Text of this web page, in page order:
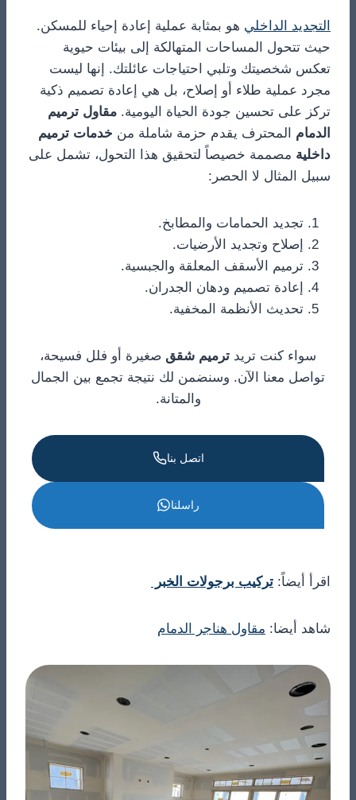
التجديد الداخلي هو بمثابة عملية إعادة إحياء للمسكن.
حيث تتحول المساحات المتهالكة إلى بيئات حيوية
تعكس شخصيتك وتلبي احتياجات عائلتك. إنها ليست
مجرد عملية طلاء أو إصلاح، بل هي إعادة تصميم ذكية
تركز على تحسين جودة الحياة اليومية. مقاول ترميم
الدمام المحترف يقدم حزمة شاملة من خدمات ترميم
داخلية مصممة خصيصاً لتحقيق هذا التحول، تشمل على
سبيل المثال لا الحصر:
تجديد الحمامات والمطابخ.
إصلاح وتجديد الأرضيات.
ترميم الأسقف المعلقة والجبسية.
إعادة تصميم ودهان الجدران.
تحديث الأنظمة المخفية.
سواء كنت تريد ترميم شقق صغيرة أو فلل فسيحة،
تواصل معنا الآن. وسنضمن لك نتيجة تجمع بين الجمال
والمتانة.
اتصل بنا
راسلنا
اقرأ أيضاً: تركيب برجولات الخبر
شاهد أيضا: مقاول هناجر الدمام